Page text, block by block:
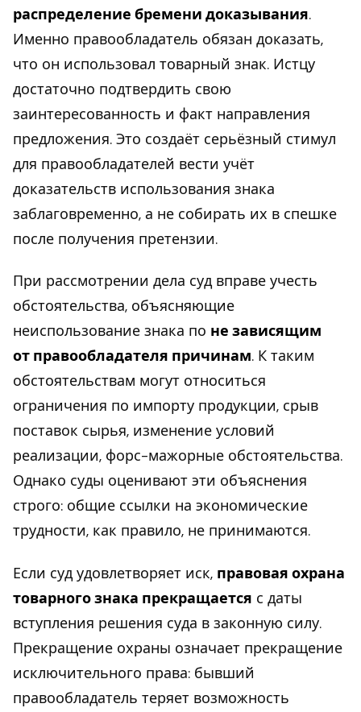
распределение бремени доказывания.
Именно правообладатель обязан доказать,
что он использовал товарный знак. Истцу
достаточно подтвердить свою
заинтересованность и факт направления
предложения. Это создаёт серьёзный стимул
для правообладателей вести учёт
доказательств использования знака
заблаговременно, а не собирать их в спешке
после получения претензии.
При рассмотрении дела суд вправе учесть
обстоятельства, объясняющие
неиспользование знака по не зависящим
от правообладателя причинам. К таким
обстоятельствам могут относиться
ограничения по импорту продукции, срыв
поставок сырья, изменение условий
реализации, форс-мажорные обстоятельства.
Однако суды оценивают эти объяснения
строго: общие ссылки на экономические
трудности, как правило, не принимаются.
Если суд удовлетворяет иск, правовая охрана
товарного знака прекращается с даты
вступления решения суда в законную силу.
Прекращение охраны означает прекращение
исключительного права: бывший
правообладатель теряет возможность